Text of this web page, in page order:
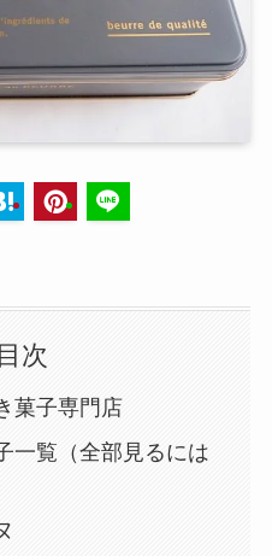
目次
菓子専門店
一覧（全部見るには